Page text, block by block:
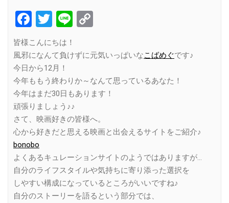
Facebook
Twitter
Line
皆様こんにちは！
風邪になんて負けずに元気いっぱいなこばめぐです♪
今日から12月！
今年ももう終わりか～なんて思っているあなた！
今年はまだ30日もあります！
頑張りましょう♪♪
さて、映画好きの皆様へ。
心から好きだと思える映画と出会えるサイトをご紹介♪
bonobo
よくあるキュレーションサイトのようではありますが…
自分のライフスタイルや気持ちに寄り添った選択を
しやすい構成になっているところがいいですね♪
自分のストーリーを語るという部分では、